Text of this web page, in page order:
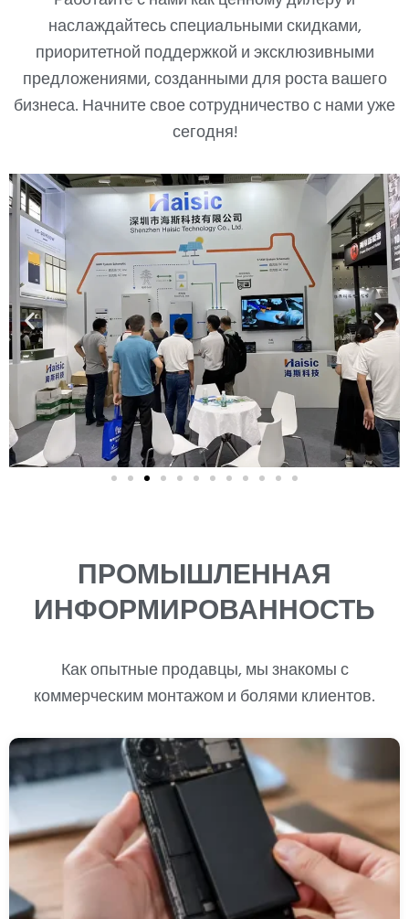
наслаждайтесь специальными скидками,
приоритетной поддержкой и эксклюзивными
предложениями, созданными для роста вашего
бизнеса. Начните свое сотрудничество с нами уже
сегодня!
ПРОМЫШЛЕННАЯ
ИНФОРМИРОВАННОСТЬ
Как опытные продавцы, мы знакомы с
коммерческим монтажом и болями клиентов.